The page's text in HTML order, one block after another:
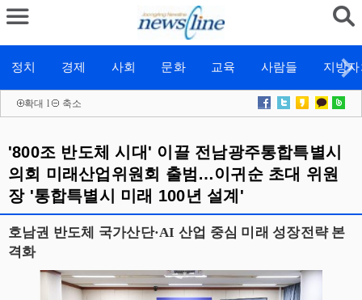
정치 경제 사회 문화 교육 사람들 지방
확대 l 축소
'800조 반도체 시대' 이끌 전남광주통합특별시
의회 미래산업위원회 출범…이귀순 초대 위원
장 '통합특별시 미래 100년 설계'
호남권 반도체 국가산단·AI 산업 중심 미래 성장전략 본
격화